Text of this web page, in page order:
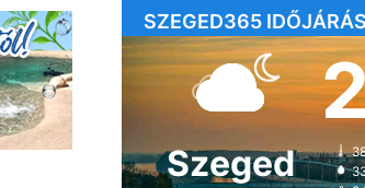
SZEGED365 IDŐJÁRÁS
Szeged